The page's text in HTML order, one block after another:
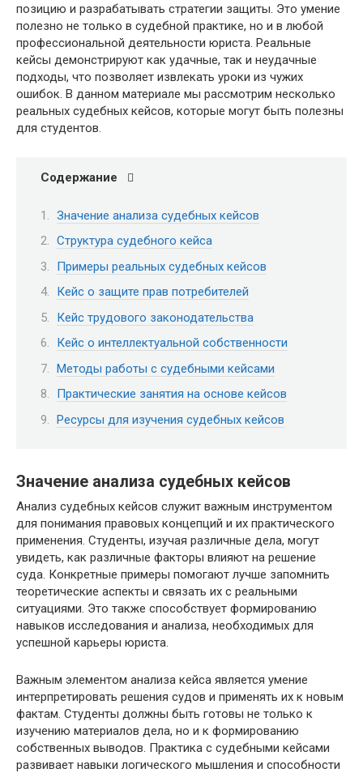
позицию и разрабатывать стратегии защиты. Это умение
полезно не только в судебной практике, но и в любой
профессиональной деятельности юриста. Реальные
кейсы демонстрируют как удачные, так и неудачные
подходы, что позволяет извлекать уроки из чужих
ошибок. В данном материале мы рассмотрим несколько
реальных судебных кейсов, которые могут быть полезны
для студентов.
Содержание
Значение анализа судебных кейсов
Структура судебного кейса
Примеры реальных судебных кейсов
Кейс о защите прав потребителей
Кейс трудового законодательства
Кейс о интеллектуальной собственности
Методы работы с судебными кейсами
Практические занятия на основе кейсов
Ресурсы для изучения судебных кейсов
Значение анализа судебных кейсов
Анализ судебных кейсов служит важным инструментом
для понимания правовых концепций и их практического
применения. Студенты, изучая различные дела, могут
увидеть, как различные факторы влияют на решение
суда. Конкретные примеры помогают лучше запомнить
теоретические аспекты и связать их с реальными
ситуациями. Это также способствует формированию
навыков исследования и анализа, необходимых для
успешной карьеры юриста.
Важным элементом анализа кейса является умение
интерпретировать решения судов и применять их к новым
фактам. Студенты должны быть готовы не только к
изучению материалов дела, но и к формированию
собственных выводов. Практика с судебными кейсами
развивает навыки логического мышления и способности